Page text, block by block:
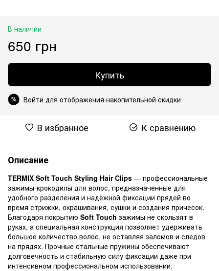
В наличии
650 грн
Купить
% Войти для отображения накопительной скидки
В избранное К сравнению
Описание
TERMIX Soft Touch Styling Hair Clips — профессиональные
зажимы-крокодилы для волос, предназначенные для
удобного разделения и надёжной фиксации прядей во
время стрижки, окрашивания, сушки и создания причёсок.
Благодаря покрытию Soft Touch зажимы не скользят в
руках, а специальная конструкция позволяет удерживать
большое количество волос, не оставляя заломов и следов
на прядях. Прочные стальные пружины обеспечивают
долговечность и стабильную силу фиксации даже при
интенсивном профессиональном использовании.